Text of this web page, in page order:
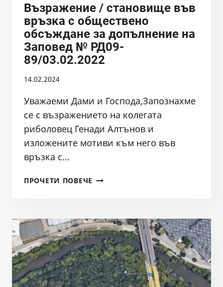
Възражение / становище във
връзка с обществено
обсъждане за допълнение на
Заповед № РД09-
89/03.02.2022
14.02.2024
Уважаеми Дами и Господа,Запознахме
се с възражението на колегата
риболовец Генади Алтънов и
изложените мотиви към него във
връзка с…
ПРОЧЕТИ ПОВЕЧЕ ВЪЗРАЖЕНИЕ
ВРЪЗКА
С
ОБЩЕСТВЕНО
ОБСЪЖДАНЕ
ЗА
ДОПЪЛНЕНИЕ